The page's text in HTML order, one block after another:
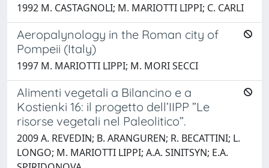
1992 M. CASTAGNOLI; M. MARIOTTI LIPPI; C. CARLI
Aeropalynology in the Roman city of
Pompeii (Italy)
1997 M. MARIOTTI LIPPI; M. MORI SECCI
Alimenti vegetali a Bilancino e a
Kostienki 16: il progetto dell’IIPP ”Le
risorse vegetali nel Paleolitico”.
2009 A. REVEDIN; B. ARANGUREN; R. BECATTINI; L.
LONGO; M. MARIOTTI LIPPI; A.A. SINITSYN; E.A.